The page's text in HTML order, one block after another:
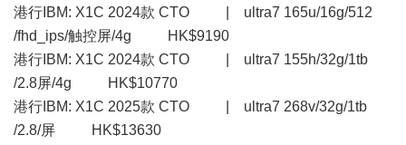
港行IBM: X1C 2024款 CTO | ultra7 165u/16g/512
/fhd_ips/触控屏/4g HK$9190
港行IBM: X1C 2024款 CTO | ultra7 155h/32g/1tb
/2.8屏/4g HK$10770
港行IBM: X1C 2025款 CTO | ultra7 268v/32g/1tb
/2.8/屏 HK$13630